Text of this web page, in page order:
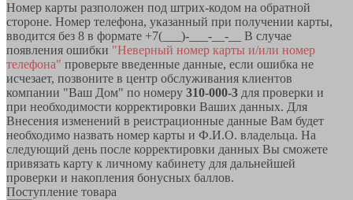
Номер карты разположен под штрих-кодом на обратной
стороне. Номер телефона, указанный при получении карты,
вводится без 8 в формате +7(___)-___-__-__ В случае
появления ошибки "Неверный номер карты и/или номер
телефона" проверьте введенные данные, если ошибка не
исчезает, позвоните в центр обслуживания клиентов
компании "Ваш Дом" по номеру 310-000-3 для проверки и
при необходимости корректировки Ваших данных. Для
Внесения изменений в реистрационные данные Вам будет
необходимо назвать номер карты и Ф.И.О. владельца. На
следующий день после корректировки данных Вы сможете
привязать карту к личному кабинету для дальнейшей
проверки и накопления бонусных баллов.
Поступление товара